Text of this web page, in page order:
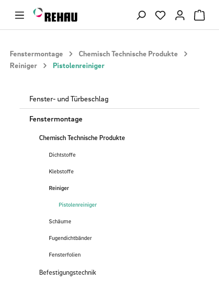
Zum Hauptinhalt springen Du hast 0
Fenstermontage
Chemisch Technische Produkte
Reiniger
Pistolenreiniger
Fenster- und Türbeschlag
Fenstermontage
Chemisch Technische Produkte
Dichtstoffe
Klebstoffe
Reiniger
Pistolenreiniger
Schäume
Fugendichtbänder
Fensterfolien
Befestigungstechnik